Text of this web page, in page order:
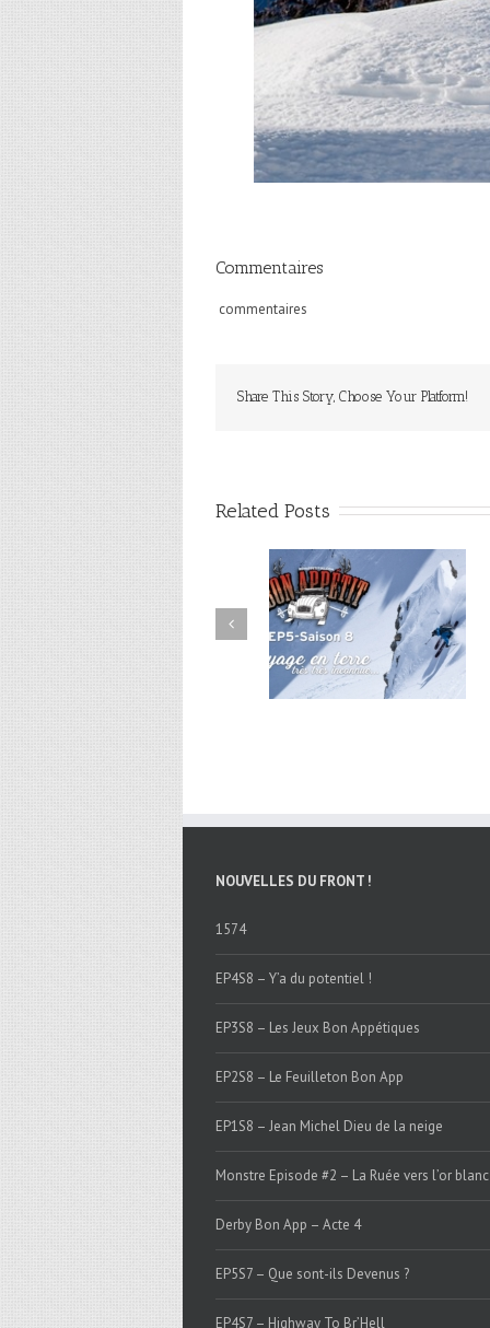
Commentaires
commentaires
Share This Story, Choose Your Platform!
Related Posts
EP4S8 – Y’a du potentiel !
NOUVELLES DU FRONT !
1574
EP4S8 – Y’a du potentiel !
EP3S8 – Les Jeux Bon Appétiques
EP2S8 – Le Feuilleton Bon App
EP1S8 – Jean Michel Dieu de la neige
Monstre Episode #2 – La Ruée vers l’or blanc
Derby Bon App – Acte 4
EP5S7 – Que sont-ils Devenus ?
EP4S7 – Highway To Br’Hell